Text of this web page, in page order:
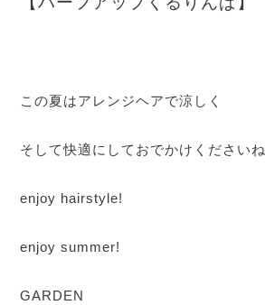
この夏はアレンジヘアで涼しく
そして快適にしておでかけくださいね
enjoy hairstyle!
enjoy summer!
GARDEN